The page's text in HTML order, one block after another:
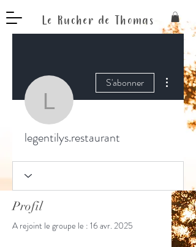
Le Rucher de Thomas
S'abonner
Plus
legentilys.restaurant
Profil
A rejoint le groupe le : 16 avr. 2025